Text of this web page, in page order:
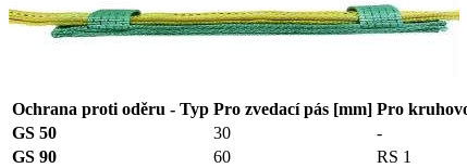
Ochrana proti oděru - Typ Pro zvedací pás [mm] Pro
GS 50
30
-
GS 90
60
RS 1